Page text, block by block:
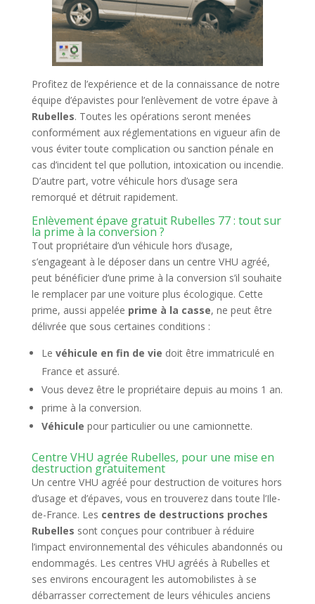
Profitez de l’expérience et de la connaissance de notre
équipe d’épavistes pour l’enlèvement de votre épave à
Rubelles. Toutes les opérations seront menées
conformément aux réglementations en vigueur afin de
vous éviter toute complication ou sanction pénale en
cas d’incident tel que pollution, intoxication ou incendie.
D’autre part, votre véhicule hors d’usage sera
remorqué et détruit rapidement.
Enlèvement épave gratuit Rubelles 77 : tout sur
la prime à la conversion ?
Tout propriétaire d’un véhicule hors d’usage,
s’engageant à le déposer dans un centre VHU agréé,
peut bénéficier d’une prime à la conversion s’il souhaite
le remplacer par une voiture plus écologique. Cette
prime, aussi appelée prime à la casse, ne peut être
délivrée que sous certaines conditions :
Le véhicule en fin de vie doit être immatriculé en
France et assuré.
Vous devez être le propriétaire depuis au moins 1 an.
prime à la conversion.
Véhicule pour particulier ou une camionnette.
Centre VHU agrée Rubelles, pour une mise en
destruction gratuitement
Un centre VHU agréé pour destruction de voitures hors
d’usage et d’épaves, vous en trouverez dans toute l’Ile-
de-France. Les centres de destructions proches
Rubelles sont conçues pour contribuer à réduire
l’impact environnemental des véhicules abandonnés ou
endommagés. Les centres VHU agréés à Rubelles et
ses environs encouragent les automobilistes à se
débarrasser correctement de leurs véhicules anciens